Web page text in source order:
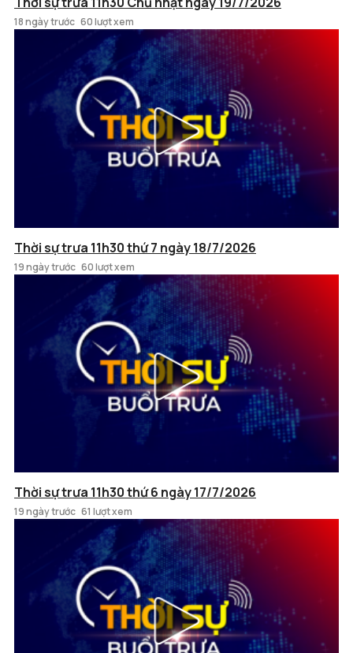
18 ngày trước 60 lượt xem
Thời sự trưa 11h30 thứ 7 ngày 18/7/2026
19 ngày trước 60 lượt xem
Thời sự trưa 11h30 thứ 6 ngày 17/7/2026
19 ngày trước 61 lượt xem